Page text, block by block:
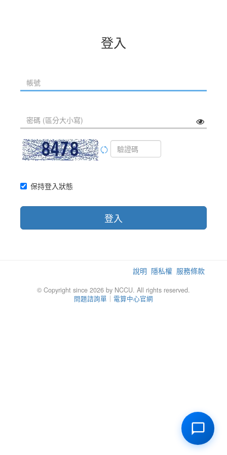
登入
保持登入狀態
登入
說明 隱私權 服務條款
© Copyright since 2026 by NCCU. All rights reserved.
問題諮詢單 ｜ 電算中心官網